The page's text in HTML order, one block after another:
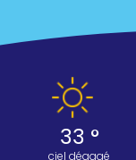
33 °
ciel dégagé